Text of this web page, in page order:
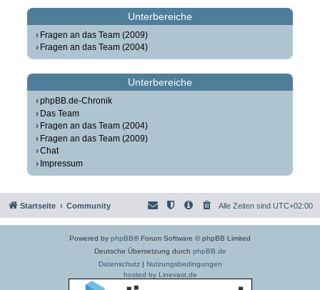
Unterbereiche
Fragen an das Team (2009)
Fragen an das Team (2004)
Unterbereiche
phpBB.de-Chronik
Das Team
Fragen an das Team (2004)
Fragen an das Team (2009)
Chat
Impressum
Startseite Community Alle Zeiten sind UTC+02:00
Powered by phpBB® Forum Software © phpBB Limited
Deutsche Übersetzung durch phpBB.de
Datenschutz| Nutzungsbedingungen
hosted by Linevast.de